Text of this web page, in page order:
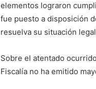
elementos lograron
fue puesto a disposición
resuelva su situación
Sobre el atentado
Fiscalía no ha emitido